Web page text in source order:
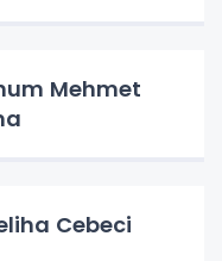
Cebeci